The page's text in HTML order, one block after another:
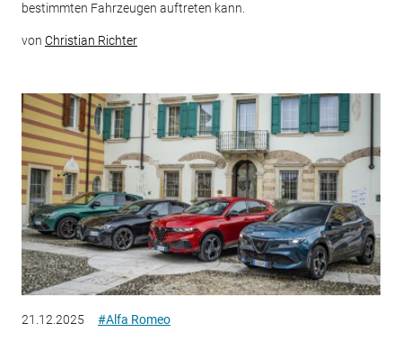
bestimmten Fahrzeugen auftreten kann.
von Christian Richter
21.12.2025 #Alfa Romeo